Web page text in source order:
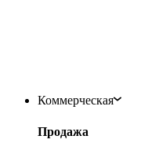
Коммерческая
Продажа